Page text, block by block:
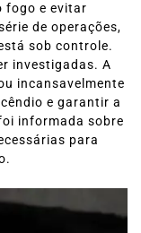
fogo e evitar
de operações,
sob controle.
investigadas. A
incansavelmente
e garantir a
informada sobre
para